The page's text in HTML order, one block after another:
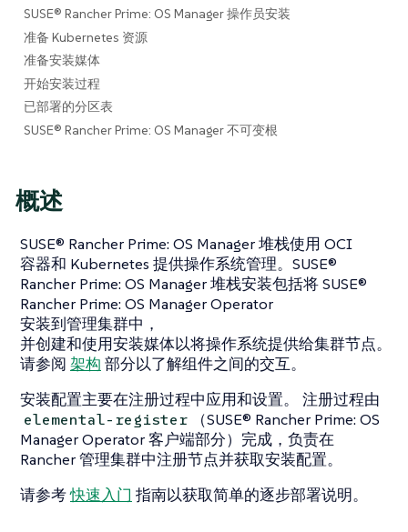
SUSE® Rancher Prime: OS Manager 操作员安装
准备 Kubernetes 资源
准备安装媒体
开始安装过程
已部署的分区表
SUSE® Rancher Prime: OS Manager 不可变根
概述
SUSE® Rancher Prime: OS Manager 堆栈使用 OCI
容器和 Kubernetes 提供操作系统管理。SUSE®
Rancher Prime: OS Manager 堆栈安装包括将 SUSE®
Rancher Prime: OS Manager Operator
安装到管理集群中，
并创建和使用安装媒体以将操作系统提供给集群节点。
请参阅 架构 部分以了解组件之间的交互。
安装配置主要在注册过程中应用和设置。 注册过程由
elemental-register
（SUSE® Rancher Prime: OS
Manager Operator 客户端部分）完成，负责在
Rancher 管理集群中注册节点并获取安装配置。
请参考快速入门 指南以获取简单的逐步部署说明。